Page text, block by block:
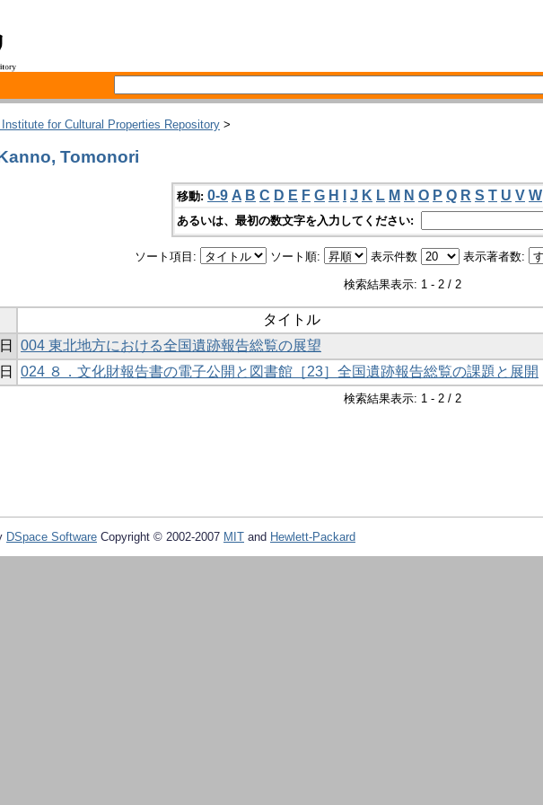
for Cultural Properties Repository >
Tomonori
移動: 0-9 A B C D E F G H J K L M N O P Q R S T U V W
あるいは、最初の数文字を入力してください:
ソート項目: ソート順: 表示件数 表示著者数:
検索結果表示: 1 - 2 / 2
タイトル
004 東北地方における全国遺跡報告総覧の展望
024 ８．文化財報告書の電子公開と図書館［23］全国遺跡報告総覧の課題と展開
検索結果表示: 1 - 2 / 2
DSpace Software Copyright © 2002-2007 MIT and Hewlett-Packard